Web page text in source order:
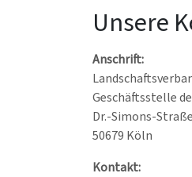
Unsere
Anschrift:
Geschäftsstelle
Dr.-Simons-
50679 Köln
Kontakt: